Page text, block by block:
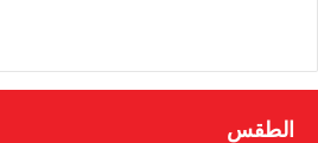
الطقس